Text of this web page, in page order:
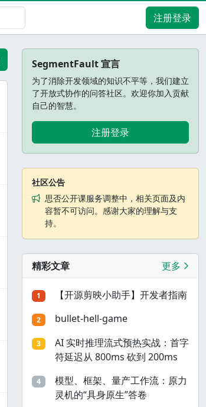
注册登录
SegmentFault 宣言
为了消除开发领域的知识不平等，我们建立
了开放式协作的问答社区。欢迎你加入贡献
自己的智慧。
注册登录
社区公告
思否公开课服务调整中，相关页面及内
容暂不可访问。感谢大家的理解与支
持。
精彩文章 更多
1 【开源剪映小助手】开发者指南
2 bullet-hell-game
3
AI 实时推理流式预热实战：首字
符延迟从 800ms 砍到 200ms
4
模型、框架、量产工作流：原力
灵机的“具身原生”答卷